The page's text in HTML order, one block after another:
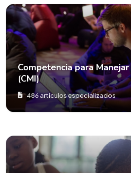
Competencia para
(CMI)
486 artículos especializados